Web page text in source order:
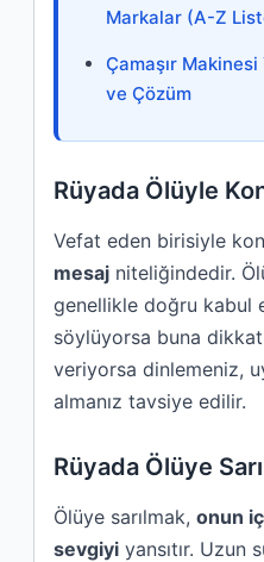
Markalar (A-Z
Çamaşır Makinesi
ve Çözüm
Rüyada Ölüyle
Vefat eden birisiyle
mesaj niteliğindedir.
genellikle doğru kabul
söylüyorsa buna
veriyorsa dinlemeniz,
almanız tavsiye edilir.
Rüyada Ölüye
Ölüye sarılmak, onun
sevgiyi yansıtır. Uzun